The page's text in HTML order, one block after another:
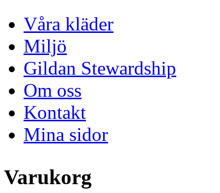
Våra kläder
Miljö
Gildan Stewardship
Om oss
Kontakt
Mina sidor
Varukorg